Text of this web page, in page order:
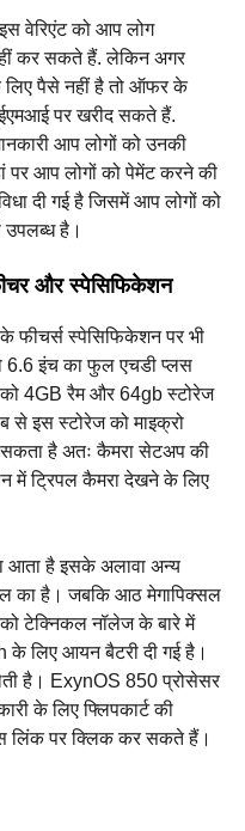
वेरिएंट को आप लोग
कर सकते हैं. लेकिन अगर
पैसे नहीं है तो ऑफर के
पर खरीद सकते हैं.
आप लोगों को उनकी
पर आप लोगों को पेमेंट करने की
दी गई है जिसमें आप लोगों को
है।
और स्पेसिफिकेशन
फीचर्स स्पेसिफिकेशन पर भी
6.6 इंच का फुल एचडी प्लस
को 4GB रैम और 64gb स्टोरेज
से इस स्टोरेज को माइक्रो
सकता है अतः कैमरा सेटअप की
में ट्रिपल कैमरा देखने के लिए
आता है इसके अलावा अन्य
का है। जबकि आठ मेगापिक्सल
को टेक्निकल नॉलेज के बारे में
के लिए आयन बैटरी दी गई है।
है। ExynOS 850 प्रोसेसर
के लिए फ्लिपकार्ट की
लिंक पर क्लिक कर सकते हैं।